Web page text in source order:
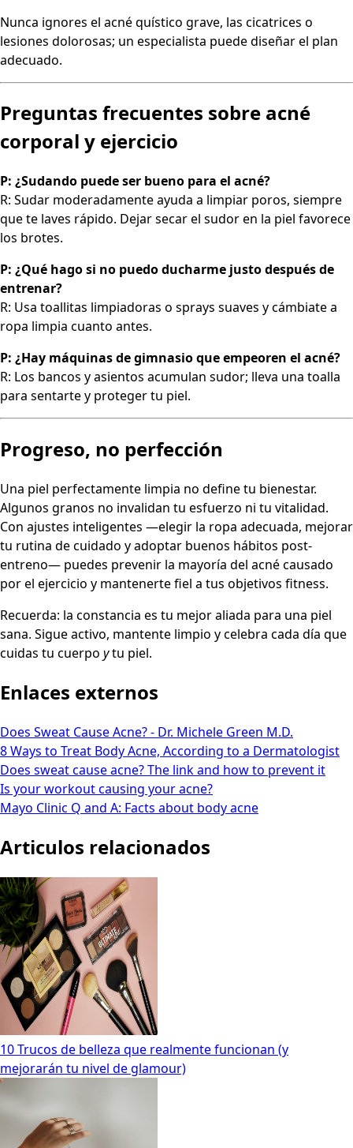
Nunca ignores el acné quístico grave, las cicatrices o
lesiones dolorosas; un especialista puede diseñar el plan
adecuado.
Preguntas frecuentes sobre acné
corporal y ejercicio
P: ¿Sudando puede ser bueno para el acné?
R: Sudar moderadamente ayuda a limpiar poros, siempre
que te laves rápido. Dejar secar el sudor en la piel favorece
los brotes.
P: ¿Qué hago si no puedo ducharme justo después de
entrenar?
R: Usa toallitas limpiadoras o sprays suaves y cámbiate a
ropa limpia cuanto antes.
P: ¿Hay máquinas de gimnasio que empeoren el acné?
R: Los bancos y asientos acumulan sudor; lleva una toalla
para sentarte y proteger tu piel.
Progreso, no perfección
Una piel perfectamente limpia no define tu bienestar.
Algunos granos no invalidan tu esfuerzo ni tu vitalidad.
Con ajustes inteligentes —elegir la ropa adecuada, mejorar
tu rutina de cuidado y adoptar buenos hábitos post-
entreno— puedes prevenir la mayoría del acné causado
por el ejercicio y mantenerte fiel a tus objetivos fitness.
Recuerda: la constancia es tu mejor aliada para una piel
sana. Sigue activo, mantente limpio y celebra cada día que
cuidas tu cuerpo ytu piel.
Enlaces externos
Does Sweat Cause Acne? - Dr. Michele Green M.D.
8 Ways to Treat Body Acne, According to a Dermatologist
Does sweat cause acne? The link and how to prevent it
Is your workout causing your acne?
Mayo Clinic Q and A: Facts about body acne
Articulos relacionados
10 Trucos de belleza que realmente funcionan (y
mejorarán tu nivel de glamour)